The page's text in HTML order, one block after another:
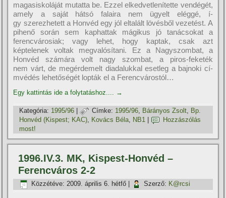
magasiskoláját mutatta be. Ezzel elkedvetlení­tette vendégét,
amely a saját hátsó falaira nem ügyelt eléggé, í­
gy szerezhetett a Honvéd egy jól eltalált lövésből vezetést. A
pihenő során sem kaphattak mágikus jó tanácsokat a
ferencvárosiak; vagy lehet, hogy kaptak, csak azt
képtelenek voltak megvalósí­tani. Ez a Nagyszombat, a
Honvéd számára volt nagy szombat, a piros-feketék
nem várt, de megérdemelt diadalukkal esetleg a bajnoki cí­
mvédés lehetőségét lopták el a Ferencvárostól…
Egy kattintás ide a folytatáshoz.... →
Kategória: 1995/96 | Címke: 1995/96, Bárányos Zsolt, Bp.
Honvéd (Kispest; KAC), Kovács Béla, NB1
Hozzászólás
most!
1996.IV.3. MK, Kispest-Honvéd –
Ferencváros 2-2
Közzétéve: 2009. április 6. hétfő Szerző: K@rcsi